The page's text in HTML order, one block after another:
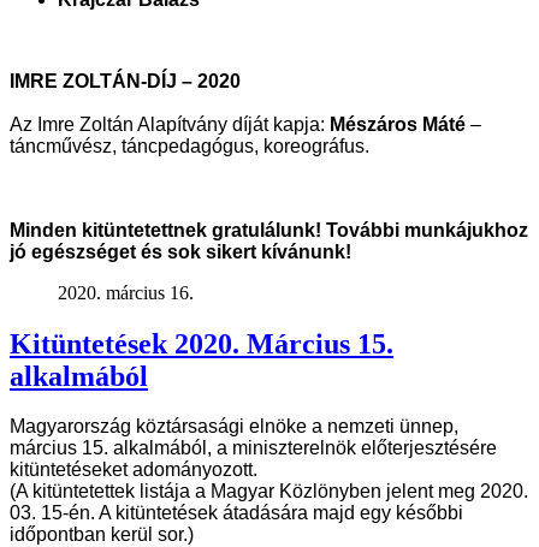
IMRE ZOLTÁN-DÍJ – 2020
Az Imre Zoltán Alapítvány díját kapja: Mészáros Máté –
táncművész, táncpedagógus, koreográfus.
Minden kitüntetettnek gratulálunk! További munkájukhoz
jó egészséget és sok sikert kívánunk!
2020. március 16.
Kitüntetések 2020. Március 15.
alkalmából
Magyarország köztársasági elnöke a nemzeti ünnep,
március 15. alkalmából, a miniszterelnök előterjesztésére
kitüntetéseket adományozott.
(A kitüntetettek listája a Magyar Közlönyben jelent meg 2020.
03. 15-én. A kitüntetések átadására majd egy későbbi
időpontban kerül sor.)